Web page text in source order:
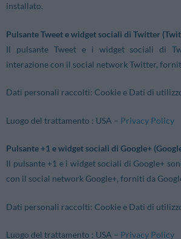
installato.
Pulsante Tweet e widget sociali di Twitter
Il pulsante Tweet e i widget sociali di
interazione con il social network Twitter,
Dati personali raccolti: Cookie e Dati di
Luogo del trattamento : USA – Privacy Policy
Pulsante +1 e widget sociali di Google+
Il pulsante +1 e i widget sociali di Google+
con il social network Google+, forniti da
Dati personali raccolti: Cookie e Dati di
Luogo del trattamento : USA – Privacy Policy